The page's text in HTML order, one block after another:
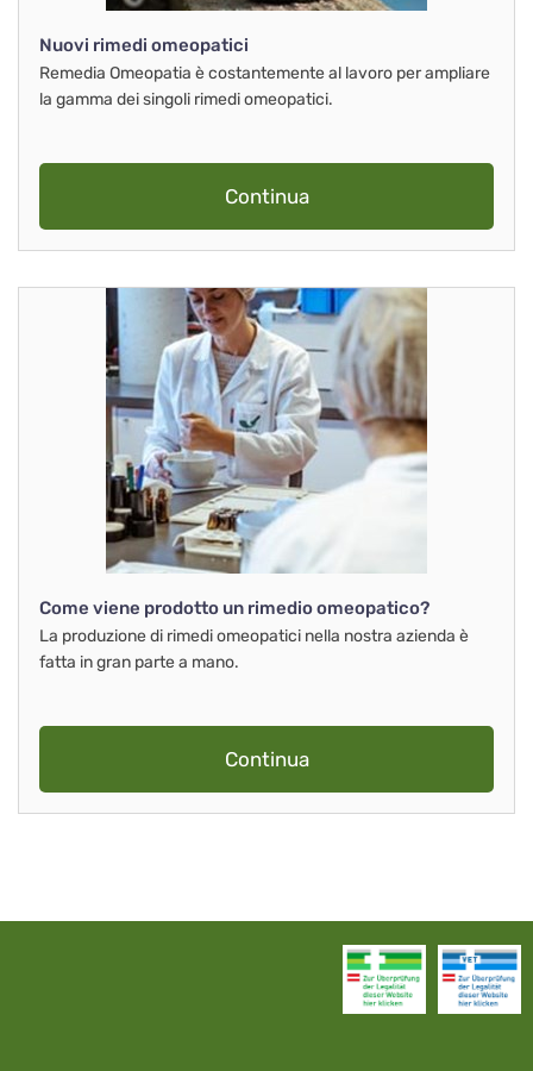
Nuovi rimedi omeopatici
Remedia Omeopatia è costantemente al lavoro per ampliare
la gamma dei singoli rimedi omeopatici.
Continua
Come viene prodotto un rimedio omeopatico?
La produzione di rimedi omeopatici nella nostra azienda è
fatta in gran parte a mano.
Continua